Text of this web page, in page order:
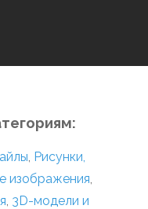
, Рисунки,
изображения,
, 3D-модели и